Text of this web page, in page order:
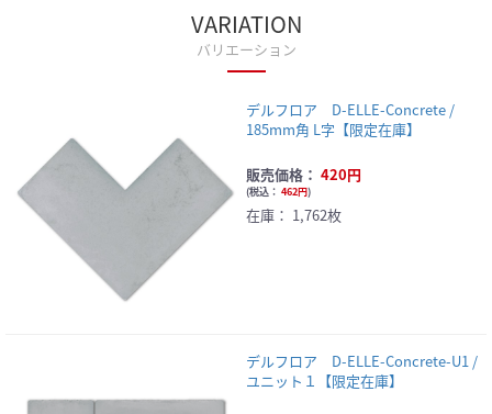
VARIATION
バリエーション
デルフロア D-ELLE-Concrete /
185mm角 L字【限定在庫】
販売価格： 420円
(税込： 462円)
在庫： 1,762枚
デルフロア D-ELLE-Concrete-U1 /
ユニット１【限定在庫】